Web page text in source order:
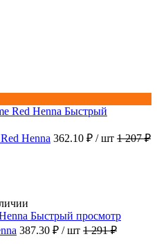
Быстрый
Henna 362.10 ₽ / шт 1 207 ₽
Быстрый просмотр
387.30 ₽ / шт 1 291 ₽